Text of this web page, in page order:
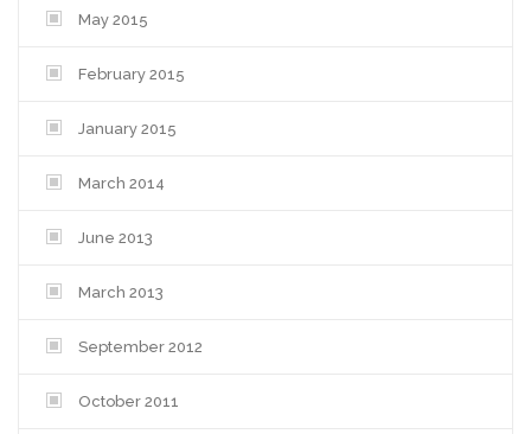
May 2015
February 2015
January 2015
March 2014
June 2013
March 2013
September 2012
October 2011